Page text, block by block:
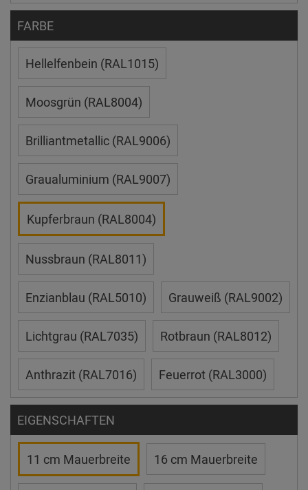
FARBE
Hellelfenbein (RAL1015)
Moosgrün (RAL8004)
Brilliantmetallic (RAL9006)
Graualuminium (RAL9007)
Kupferbraun (RAL8004)
Nussbraun (RAL8011)
Enzianblau (RAL5010) Grauweiß (RAL9002)
Lichtgrau (RAL7035) Rotbraun (RAL8012)
Anthrazit (RAL7016) Feuerrot (RAL3000)
EIGENSCHAFTEN
11 cm Mauerbreite 16 cm Mauerbreite